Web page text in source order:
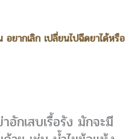
อยากเลิก เปลี่ยนไปฉีดยาได้หรือ
อักเสบเรื้อรัง มักจะมี